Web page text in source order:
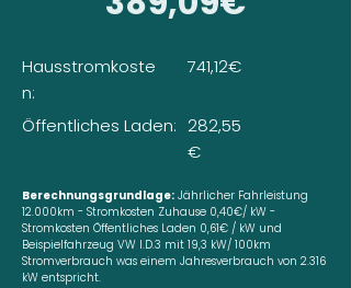
Hausstromkoste
n:
Öffentliches Laden:
741,12€
282,55
€
Berechnungsgrundlage: Jährlicher Fahrleistung
12.000km - Stromkosten Zuhause 0,40€/ kW -
Stromkosten Öffentliches Laden 0,61€ / kW und
Beispielfahrzeug VW I.D.3 mit 19,3 kW/ 100km
Stromverbrauch was einem Jahresverbrauch von 2.316
kW entspricht.